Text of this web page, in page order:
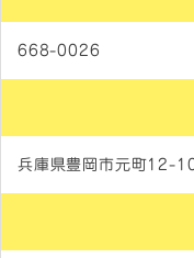
668-0026
兵庫県豊岡市元町12-